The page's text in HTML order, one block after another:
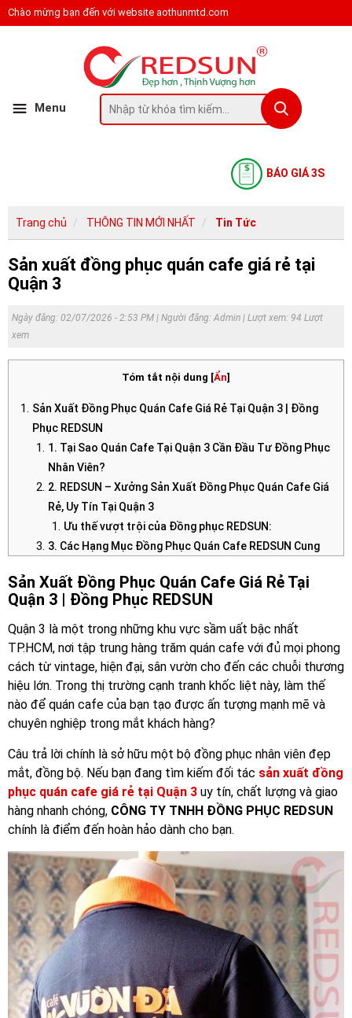
Chào mừng bạn đến với website aothunmtd.com
Menu
BÁO GIÁ 3S
Trang chủ THÔNG TIN MỚI NHẤT Tin Tức
Sản xuất đồng phục quán cafe giá rẻ tại
Quận 3
Ngày đăng: 02/07/2026 - 2:53 PM | Người đăng: Admin | Lượt xem: 94 Lượt
xem
Tóm tắt nội dung [Ẩn]
Sản Xuất Đồng Phục Quán Cafe Giá Rẻ Tại Quận 3 | Đồng
Phục REDSUN
1. Tại Sao Quán Cafe Tại Quận 3 Cần Đầu Tư Đồng Phục
Nhân Viên?
2. REDSUN – Xưởng Sản Xuất Đồng Phục Quán Cafe Giá
Rẻ, Uy Tín Tại Quận 3
Ưu thế vượt trội của Đồng phục REDSUN:
3. Các Hạng Mục Đồng Phục Quán Cafe REDSUN Cung
Áo thun đồng phục nhân viên (Phục vụ, Pha chế, Thu
ngân)
Tạp dề quán cafe (Apron)
Phụ kiện đi kèm
4. Bảng Báo Giá Tham Khảo Sản Xuất Đồng Phục Tại
REDSUN
Giá may đồng phục dựa trên chất liệu vải
Loại Vải
Hình Thức
Bảng giá may áo thun đồng phục dựa trên chất liệu
bo cổ bo tay
7. Bảng size áo thun đồng phục nhân viên
Bảng size áo thun đồng phục nhân viên
Bảng size áo thun nam nữ unisex chuẩn
Bảng size áo thun nam nữ oversize chuẩn
Hướng dẫn cách đo size áo thun đồng phục nhân
viên chuẩn nhất
5. Quy Trình Đặt May Đồng Phục Đơn Giản Tại Quận 3
Như Thế Nào?
6. Liên Hệ Ngay Với REDSUN
Sản Xuất Đồng Phục Quán Cafe Giá Rẻ Tại
Quận 3 | Đồng Phục REDSUN
Quận 3 là một trong những khu vực sầm uất bậc nhất
TP.HCM, nơi tập trung hàng trăm quán cafe với đủ mọi phong
cách từ vintage, hiện đại, sân vườn cho đến các chuỗi thương
hiệu lớn. Trong thị trường cạnh tranh khốc liệt này, làm thế
nào để quán cafe của bạn tạo được ấn tượng mạnh mẽ và
chuyên nghiệp trong mắt khách hàng?
Câu trả lời chính là sở hữu một bộ đồng phục nhân viên đẹp
mắt, đồng bộ. Nếu bạn đang tìm kiếm đối tác sản xuất đồng
phục quán cafe giá rẻ tại Quận 3 uy tín, chất lượng và giao
hàng nhanh chóng, CÔNG TY TNHH ĐỒNG PHỤC REDSUN
chính là điểm đến hoàn hảo dành cho bạn.